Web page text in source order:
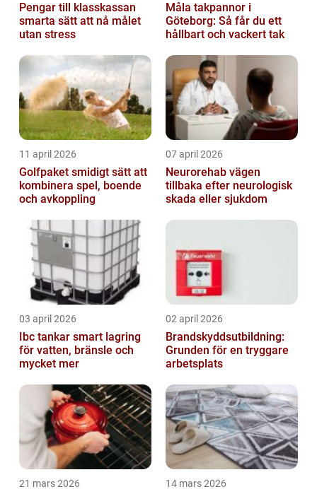
Pengar till klasskassan
smarta sätt att nå målet
utan stress
Måla takpannor i
Göteborg: Så får du ett
hållbart och vackert tak
11 april 2026
Golfpaket smidigt sätt att
kombinera spel, boende
och avkoppling
07 april 2026
Neurorehab vägen
tillbaka efter neurologisk
skada eller sjukdom
03 april 2026
Ibc tankar smart lagring
för vatten, bränsle och
mycket mer
02 april 2026
Brandskyddsutbildning:
Grunden för en tryggare
arbetsplats
21 mars 2026 14 mars 2026